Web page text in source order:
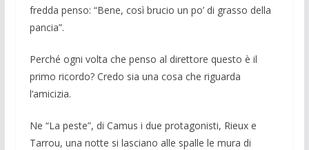
fredda penso: “Bene, così brucio un po’ di grasso della
pancia”.
Perché ogni volta che penso al direttore que­sto è il
primo ricordo? Credo sia una cosa che riguarda
l‘amicizia.
Ne “La peste”, di Camus i due protagoni­sti, Rieux e
Tarrou, una notte si lasciano alle spalle le mura di